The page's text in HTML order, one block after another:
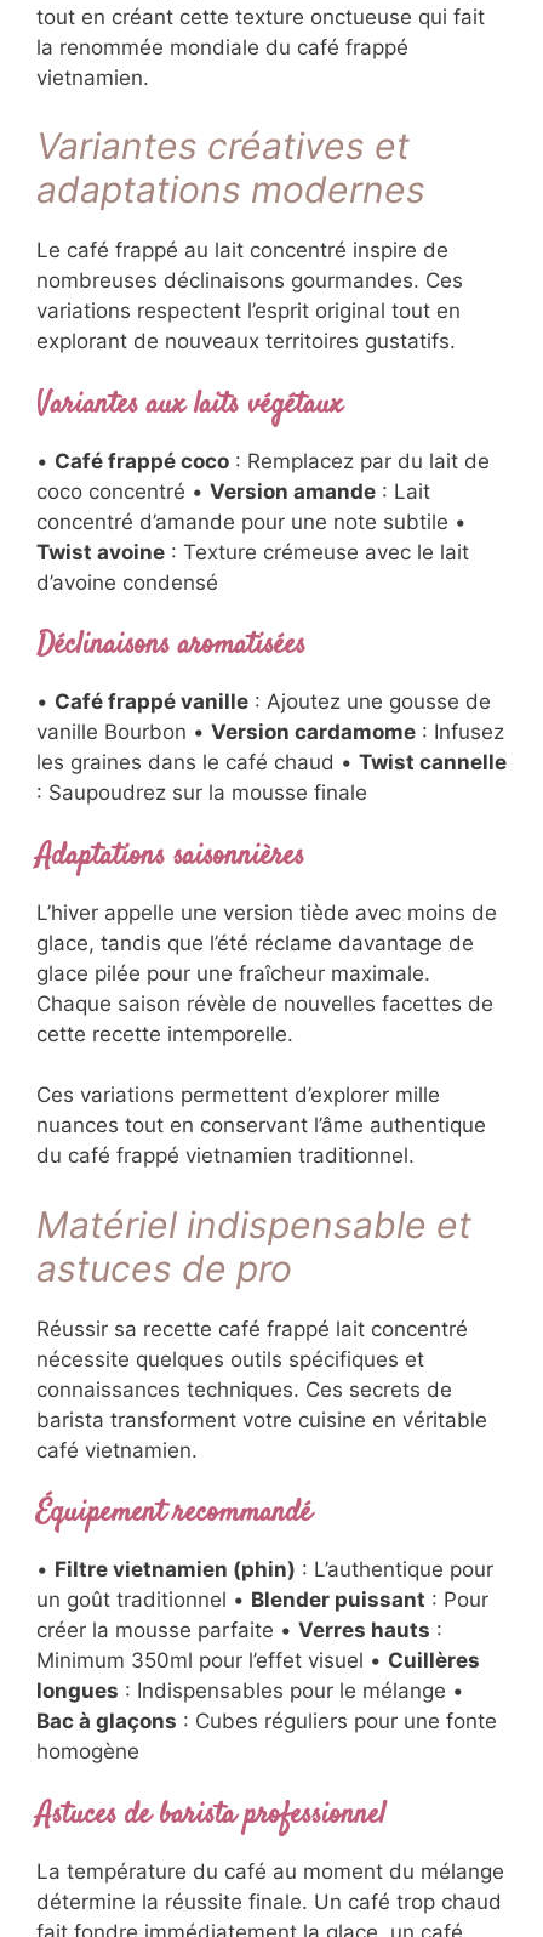
tout en créant cette texture onctueuse qui fait
la renommée mondiale du café frappé
vietnamien.
Variantes créatives et
adaptations modernes
Le café frappé au lait concentré inspire de
nombreuses déclinaisons gourmandes. Ces
variations respectent l’esprit original tout en
explorant de nouveaux territoires gustatifs.
Variantes aux laits végétaux
• Café frappé coco : Remplacez par du lait de
coco concentré • Version amande : Lait
concentré d’amande pour une note subtile •
Twist avoine : Texture crémeuse avec le lait
d’avoine condensé
Déclinaisons aromatisées
• Café frappé vanille : Ajoutez une gousse de
vanille Bourbon • Version cardamome : Infusez
les graines dans le café chaud • Twist cannelle
: Saupoudrez sur la mousse finale
Adaptations saisonnières
L’hiver appelle une version tiède avec moins de
glace, tandis que l’été réclame davantage de
glace pilée pour une fraîcheur maximale.
Chaque saison révèle de nouvelles facettes de
cette recette intemporelle.
Ces variations permettent d’explorer mille
nuances tout en conservant l’âme authentique
du café frappé vietnamien traditionnel.
Matériel indispensable et
astuces de pro
Réussir sa recette café frappé lait concentré
nécessite quelques outils spécifiques et
connaissances techniques. Ces secrets de
barista transforment votre cuisine en véritable
café vietnamien.
Équipement recommandé
• Filtre vietnamien (phin) : L’authentique pour
un goût traditionnel • Blender puissant : Pour
créer la mousse parfaite • Verres hauts :
Minimum 350ml pour l’effet visuel • Cuillères
longues : Indispensables pour le mélange •
Bac à glaçons : Cubes réguliers pour une fonte
homogène
Astuces de barista professionnel
La température du café au moment du mélange
détermine la réussite finale. Un café trop chaud
fait fondre immédiatement la glace, un café